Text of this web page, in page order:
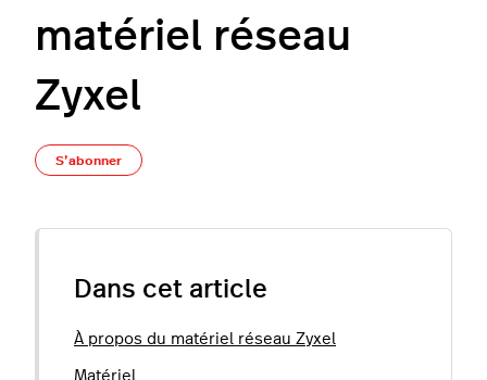
matériel réseau
Zyxel
S’abonner
Dans cet article
À propos du matériel réseau Zyxel
Matériel